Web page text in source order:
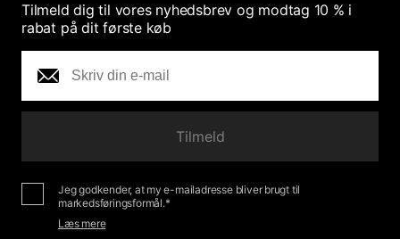
Tilmeld dig til vores nyhedsbrev og modtag 10 % i
rabat på dit første køb
Tilmeld
Jeg godkender, at my e-mailadresse bliver brugt til
markedsføringsformål.*
Læs mere